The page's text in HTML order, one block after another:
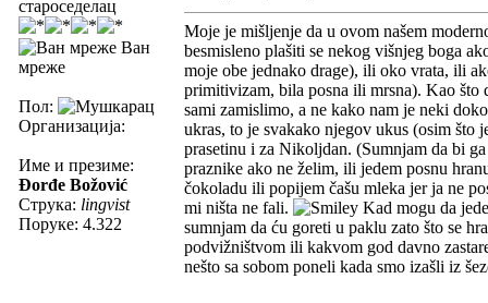
староседелац
Ван
мреже
Пол:
Организација:
Име и презиме:
Đorđe Božović
Струка: lingvist
Поруке: 4.322
Moje je mišljenje da u ovom našem
besmisleno plašiti se nekog višnjeg boga
moje obe jednako drage), ili oko vrata, ili
primitivizam, bila posna ili mrsna). Kao što
sami zamislimo, a ne kako nam je neki
ukras, to je svakako njegov ukus (osim što
prasetinu i za Nikoljdan. (Sumnjam da bi
praznike ako ne želim, ili jedem posnu
čokoladu ili popijem čašu mleka jer ja ne
mi ništa ne fali.
Kad mogu da
sumnjam da ću goreti u paklu zato što se
podvižništvom ili kakvom god davno
nešto sa sobom poneli kada smo izašli iz